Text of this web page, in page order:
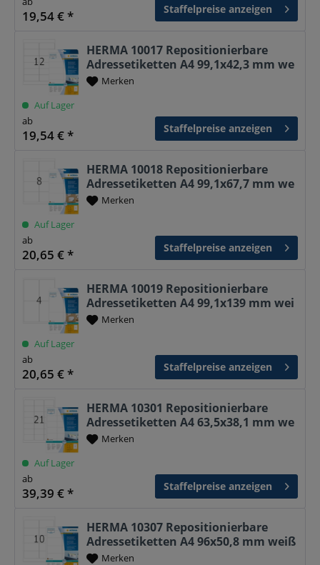
19,54 € * Staffelpreise anzeigen
HERMA 10017 Repositionierbare
Adressetiketten A4 99,1x42,3 mm we
Merken
Auf Lager
ab
19,54 € * Staffelpreise anzeigen
HERMA 10018 Repositionierbare
Adressetiketten A4 99,1x67,7 mm we
Merken
Auf Lager
ab
20,65 € * Staffelpreise anzeigen
HERMA 10019 Repositionierbare
Adressetiketten A4 99,1x139 mm wei
Merken
Auf Lager
ab
20,65 € * Staffelpreise anzeigen
HERMA 10301 Repositionierbare
Adressetiketten A4 63,5x38,1 mm we
Merken
Auf Lager
ab
39,39 € * Staffelpreise anzeigen
HERMA 10307 Repositionierbare
Adressetiketten A4 96x50,8 mm weiß
Merken